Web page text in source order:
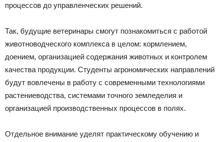
процессов до управленческих решений.
Так, будущие ветеринары смогут познакомиться с работой
животноводческого комплекса в целом: кормлением,
доением, организацией содержания животных и контролем
качества продукции. Студенты агрономических направлений
будут вовлечены в работу с современными технологиями
растениеводства, системами точного земледелия и
организацией производственных процессов в полях.
Отдельное внимание уделят практическому обучению и